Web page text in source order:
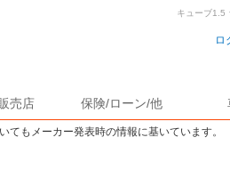
ロ
売店 保険/ローン/他
もメーカー発表時の情報に基いています。
キューブ1.5